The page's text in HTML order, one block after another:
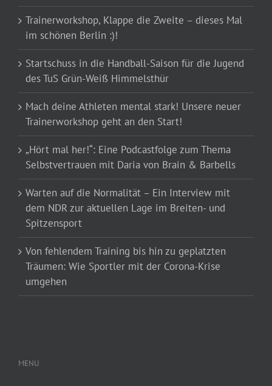
Trainerworkshop, Klappe die Zweite – dieses Mal
im schönen Berlin :)!
Startschuss in die Handball-Saison für die Jugend
des TuS Grün-Weiß Himmelsthür
Mach deine Athleten mental stark! Unsere neuer
Trainerworkshop geht an den Start!
„Hört mal her!“: Eine Podcastfolge zum Thema
Selbstvertrauen mit Daria von Brain & Barbells
Warten auf die Normalität – Ein Interview mit
dem NDR zur aktuellen Lage im Breiten- und
Spitzensport
Von fehlendem Training bis hin zu geplatzten
Träumen: Wie Sportler mit der Corona-Krise
umgehen
MENU